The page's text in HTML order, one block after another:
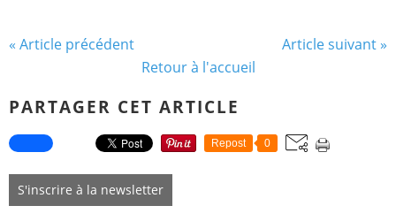
« Article précédent
Article suivant »
Retour à l'accueil
PARTAGER CET ARTICLE
Repost 0
S'inscrire à la newsletter